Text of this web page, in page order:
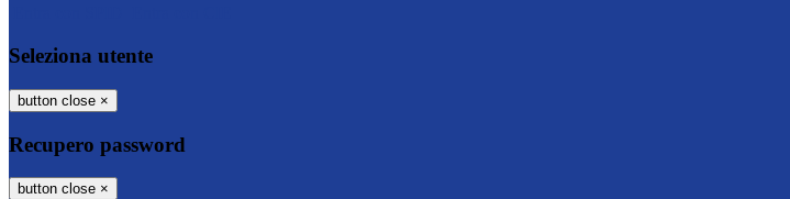
Seleziona utente
button close ×
Recupero password
button close ×